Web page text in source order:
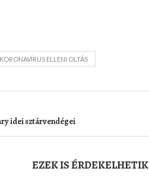
KORONAVÍRUS ELLENI OLTÁS
idei sztárvendégei
EZEK IS ÉRDEKELHETIK